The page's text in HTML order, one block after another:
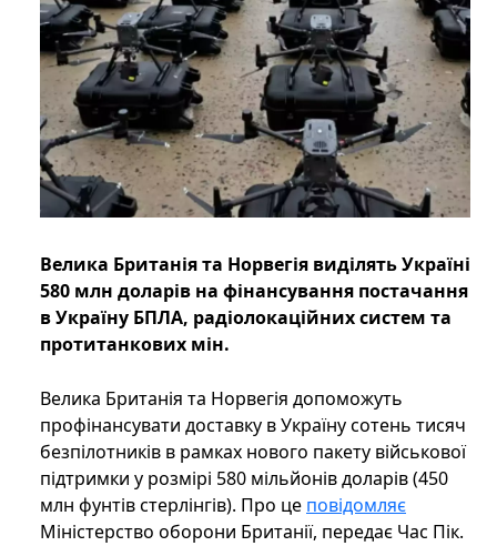
Велика Британія та Норвегія виділять Україні
580 млн доларів на фінансування постачання
в Україну БПЛА, радіолокаційних систем та
протитанкових мін.
Велика Британія та Норвегія допоможуть
профінансувати доставку в Україну сотень тисяч
безпілотників в рамках нового пакету військової
підтримки у розмірі 580 мільйонів доларів (450
млн фунтів стерлінгів). Про це повідомляє
Міністерство оборони Британії, передає Час Пік.